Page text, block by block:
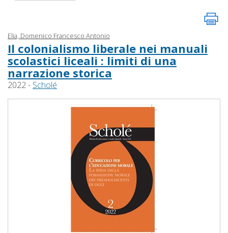
Elia, Domenico Francesco Antonio
Il colonialismo liberale nei manuali
scolastici liceali : limiti di una
narrazione storica
2022 - Scholé